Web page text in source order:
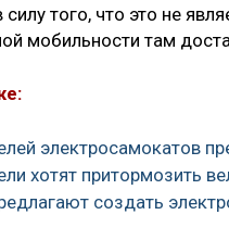
того, что это не
мобильности там
электросамокатов
хотят притормозить
создать